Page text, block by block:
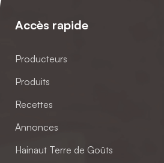
Accès rapide
Producteurs
Produits
Recettes
Annonces
Hainaut Terre de Goûts